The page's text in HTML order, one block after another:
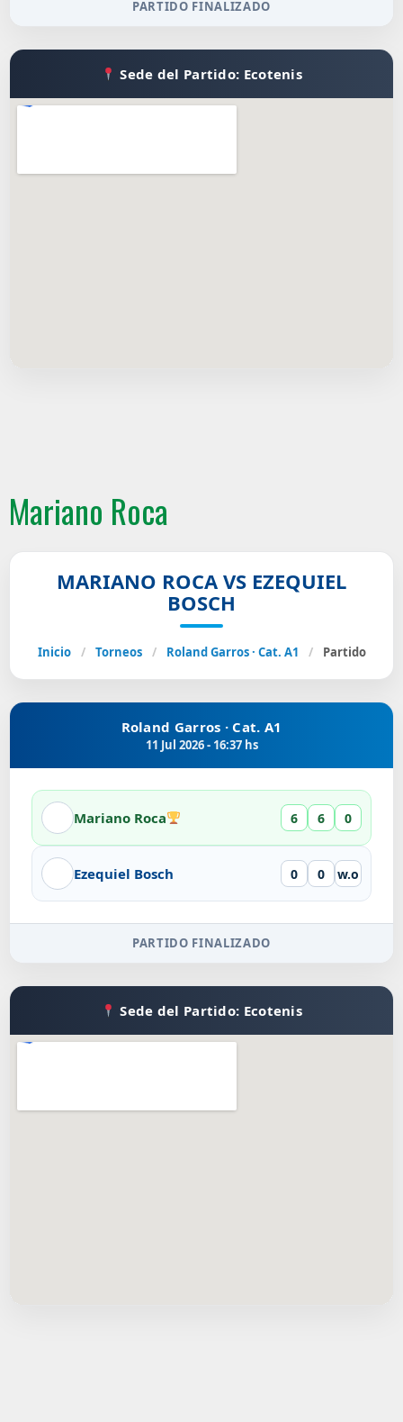
PARTIDO FINALIZADO
Sede del Partido: Ecotenis
Mariano Roca
MARIANO ROCA VS EZEQUIEL
BOSCH
Inicio / Torneos / Roland Garros · Cat. A1 / Partido
Roland Garros · Cat. A1
11 Jul 2026 - 16:37 hs
Mariano Roca 6 6 0
Ezequiel Bosch 0 0 w.o
PARTIDO FINALIZADO
Sede del Partido: Ecotenis